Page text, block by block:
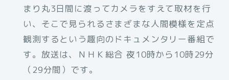
まり丸3日間に渡ってカメラをすえて取材を行
い、そこで見られるさまざまな人間模様を定点
観測するという趣向のドキュメンタリー番組で
す。放送は、ＮＨＫ総合 夜10時から10時29分
（29分間）です。